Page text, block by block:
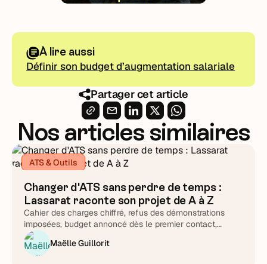
Partager cet article
À lire aussi
Définir son budget d’augmentation salariale
Nos articles similaires
ATS & Outils
Changer d'ATS sans perdre de temps :
Lassarat raconte son projet de A à Z
Cahier des charges chiffré, refus des démonstrations
imposées, budget annoncé dès le premier contact,
support testé chronomètre en main : Lucie Treussart
détaille chaque arbitrage. Une méthode reproductible,
quel que soit l'éditeur que vous choisirez au final.
Maëlle Guillorit